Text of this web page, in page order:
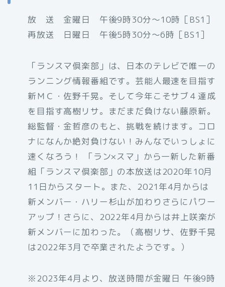
放 送 金曜日 午後9時30分〜10時［BS1］
再放送 日曜日 午後5時30分〜6時［BS1］
「ランスマ倶楽部」は、日本のテレビで唯一の
ランニング情報番組です。芸能人最速を目指す
新ＭＣ・佐野千晃。そして今年こそサブ４達成
を目指す高樹リサ。まだまだ負けない藤原新。
総監督・金哲彦のもと、挑戦を続けます。コロ
ナになんか絶対負けない！みんなでいっしょに
速くなろう！ 「ラン×スマ」から一新した新番
組「ランスマ倶楽部」の本放送は2020年10月
11日からスタート。また、2021年4月からは
新メンバー・ハリー杉山が加わりさらにパワー
アップ！さらに、2022年4月からは井上咲楽が
新メンバーに加わった。（高樹リサ、佐野千晃
は2022年3月で卒業されたようです。）
※2023年4月より、放送時間が金曜日 午後9時